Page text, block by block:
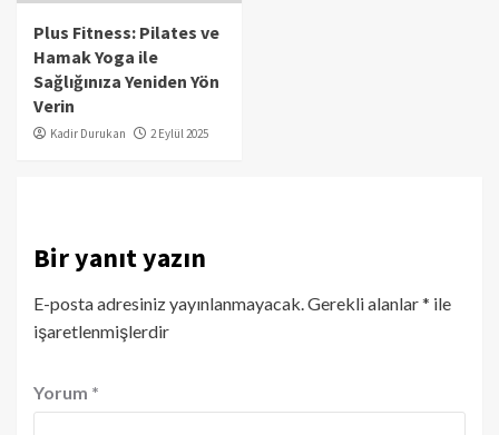
Plus Fitness: Pilates ve
Hamak Yoga ile
Sağlığınıza Yeniden Yön
Verin
Kadir Durukan 2 Eylül 2025
Bir yanıt yazın
E-posta adresiniz yayınlanmayacak.Gerekli alanlar* ile
işaretlenmişlerdir
Yorum *